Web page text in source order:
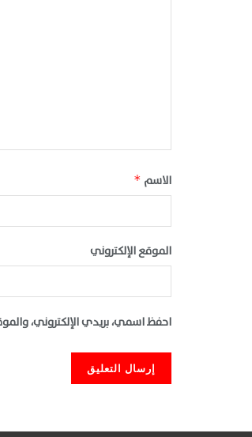
الاسم *
الموقع الإلكتروني
احفظ اسمي، بريدي الإلكتروني،